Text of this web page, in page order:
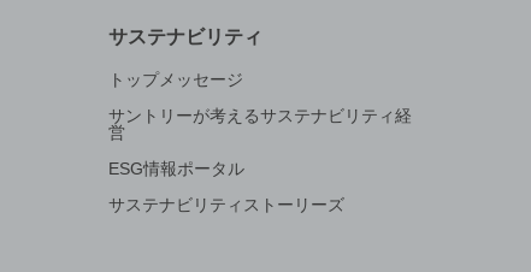
サステナビリティ
トップメッセージ
サントリーが考えるサステナビリティ経
営
ESG情報ポータル
サステナビリティストーリーズ